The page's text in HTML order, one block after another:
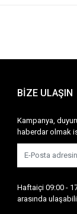
BİZE ULAŞIN
Kampanya,
haberdar olmak
Haftaiçi 09:00 -
arasında